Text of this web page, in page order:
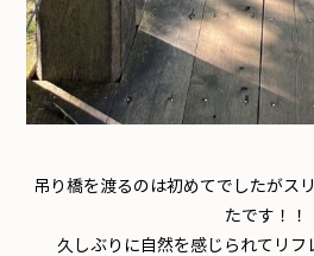
吊り橋を渡るのは初めてでしたがス
たです！！
久しぶりに自然を感じられてリフ